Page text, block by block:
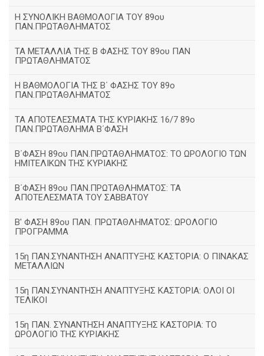
Η ΣΥΝΟΛΙΚΗ ΒΑΘΜΟΛΟΓΙΑ ΤΟΥ 89ου
ΠΑΝ.ΠΡΩΤΑΘΛΗΜΑΤΟΣ
ΤΑ ΜΕΤΑΛΛΙΑ ΤΗΣ Β ΦΑΣΗΣ ΤΟΥ 89ου ΠΑΝ
ΠΡΩΤΑΘΛΗΜΑΤΟΣ
H ΒΑΘΜΟΛΟΓΙΑ ΤΗΣ Β΄ ΦΑΣΗΣ ΤΟΥ 89ο
ΠΑΝ.ΠΡΩΤΑΘΛΗΜΑΤΟΣ
ΤΑ ΑΠΟΤΕΛΕΣΜΑΤΑ ΤΗΣ ΚΥΡΙΑΚΗΣ 16/7 89ο
ΠΑΝ.ΠΡΩΤΑΘΛΗΜΑ Β΄ΦΑΣΗ
Β΄ΦΑΣΗ 89ου ΠΑΝ.ΠΡΩΤΑΘΛΗΜΑΤΟΣ: ΤΟ ΩΡΟΛΟΓΙΟ ΤΩΝ
ΗΜΙΤΕΛΙΚΩΝ ΤΗΣ ΚΥΡΙΑΚΗΣ
Β΄ΦΑΣΗ 89ου ΠΑΝ.ΠΡΩΤΑΘΛΗΜΑΤΟΣ: ΤΑ
ΑΠΟΤΕΛΕΣΜΑΤΑ ΤΟΥ ΣΑΒΒΑΤΟΥ
Β' ΦΑΣΗ 89ου ΠΑΝ. ΠΡΩΤΑΘΛΗΜΑΤΟΣ: ΩΡΟΛΟΓΙΟ
ΠΡΟΓΡΑΜΜΑ
15η ΠΑΝ.ΣΥΝΑΝΤΗΣΗ ΑΝΑΠΤΥΞΗΣ ΚΑΣΤΟΡΙΑ: Ο ΠΙΝΑΚΑΣ
ΜΕΤΑΛΛΙΩΝ
15η ΠΑΝ.ΣΥΝΑΝΤΗΣΗ ΑΝΑΠΤΥΞΗΣ ΚΑΣΤΟΡΙΑ: ΟΛΟΙ ΟΙ
ΤΕΛΙΚΟΙ
15η ΠΑΝ. ΣΥΝΑΝΤΗΣΗ ΑΝΑΠΤΥΞΗΣ ΚΑΣΤΟΡΙΑ: ΤΟ
ΩΡΟΛΟΓΙΟ ΤΗΣ ΚΥΡΙΑΚΗΣ